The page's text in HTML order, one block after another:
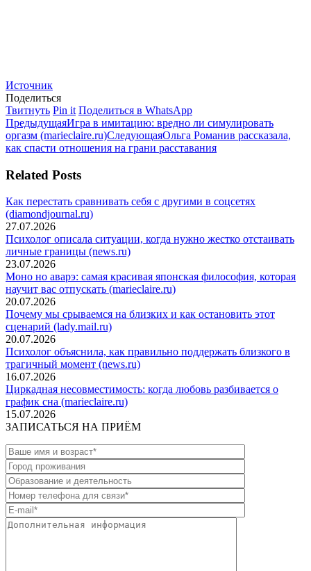
Источник
Поделиться
ТвитнутьПоделиться
в
Twitter
Pin itПоделиться
в
Pinterest
Поделиться в WhatsAppПоделиться
в
WhatsApp
Навигация
по
ПредыдущаяПредыдущая
запись:
Игра в имитацию: вредно ли симулировать
оргазм (marieclaire.ru)СледующаяСледующая
запись:
Ольга Романив рассказала,
как спасти отношения на грани расставания
Related Posts
Как перестать сравнивать себя с другими в соцсетях
(diamondjournal.ru)
27.07.2026
Психолог описала ситуации, когда нужно жестко отстаивать
личные границы (news.ru)
23.07.2026
Моно но аварэ: самая красивая японская философия, которая
научит вас отпускать (marieclaire.ru)
20.07.2026
Почему мы срываемся на близких и как остановить этот
сценарий (lady.mail.ru)
20.07.2026
Психолог объяснила, как правильно поддержать близкого в
трагичный момент (news.ru)
16.07.2026
Циркадная несовместимость: когда любовь разбивается о
график сна (marieclaire.ru)
15.07.2026
ЗАПИСАТЬСЯ НА ПРИЁМ